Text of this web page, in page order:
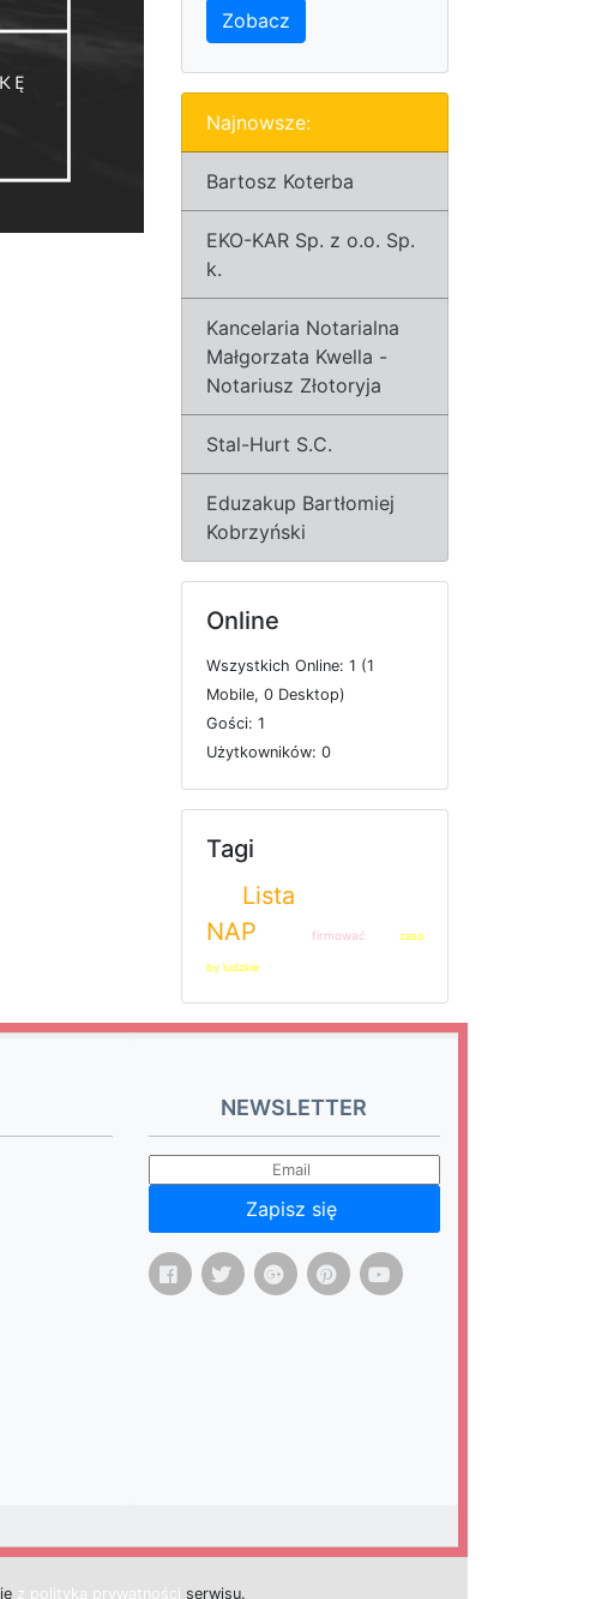
Zobacz
Najnowsze:
Bartosz Koterba
EKO-KAR Sp. z o.o. Sp.
k.
Kancelaria Notarialna
Małgorzata Kwella -
Notariusz Złotoryja
Stal-Hurt S.C.
Eduzakup Bartłomiej
Kobrzyński
Online
Wszystkich Online: 1 (1
Mobile, 0 Desktop)
Gości: 1
Użytkowników: 0
Tagi
Lista
NAP
firmować zaso
by ludzkie
NEWSLETTER
Zapisz się
ię z polityką prywatności serwisu.